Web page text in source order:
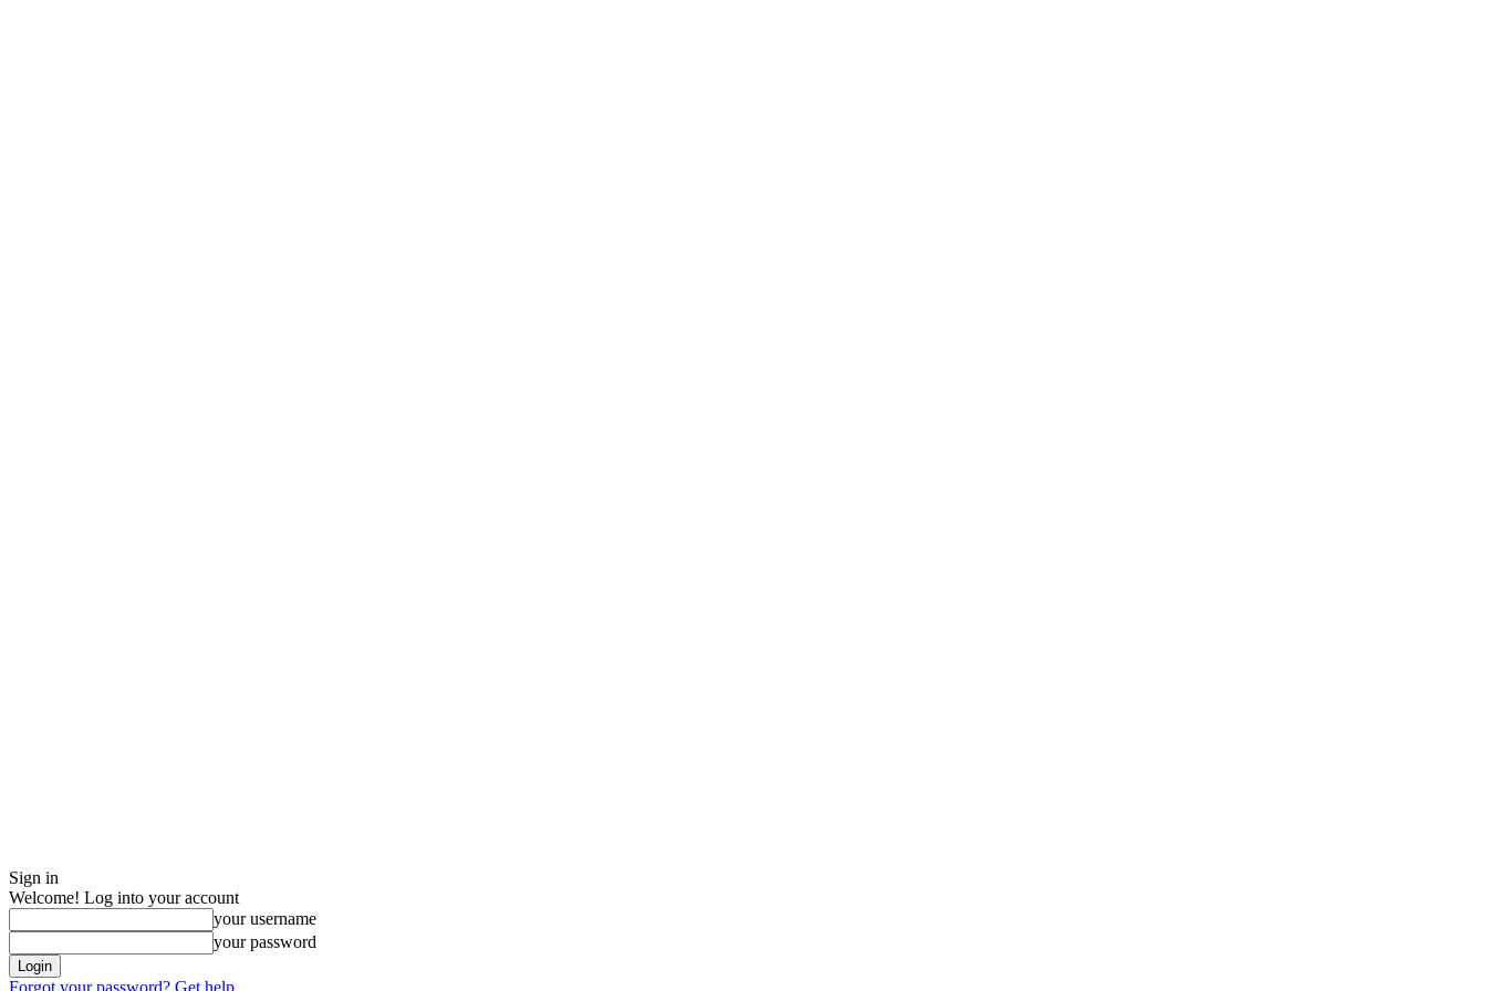
Sign in
Welcome! Log into your account
your username
your password
Forgot your password? Get help